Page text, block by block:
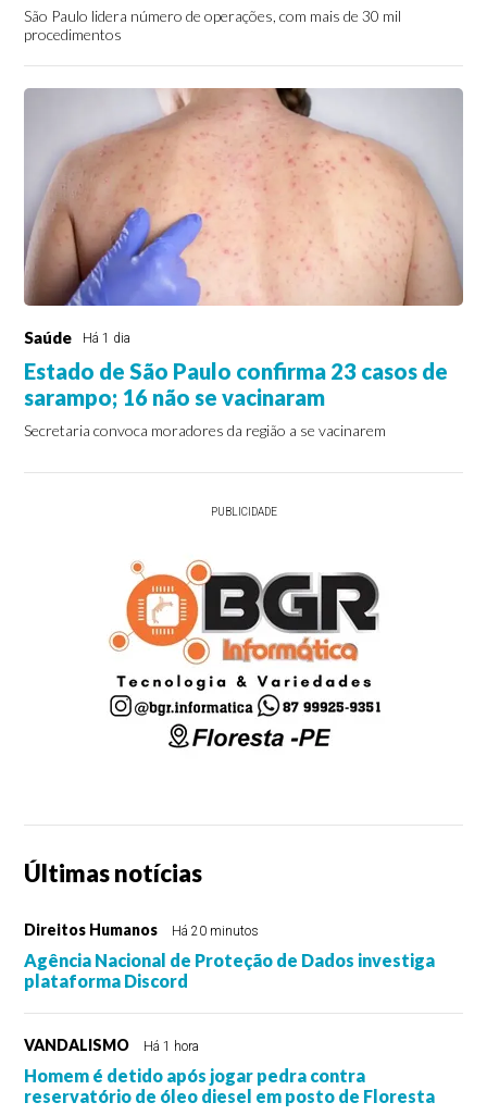
São Paulo lidera número de operações, com mais de 30 mil
procedimentos
Saúde Há 1 dia
Estado de São Paulo confirma 23 casos de
sarampo; 16 não se vacinaram
Secretaria convoca moradores da região a se vacinarem
PUBLICIDADE
Últimas notícias
Direitos Humanos Há 20 minutos
Agência Nacional de Proteção de Dados investiga
plataforma Discord
VANDALISMO Há 1 hora
Homem é detido após jogar pedra contra
reservatório de óleo diesel em posto de Floresta